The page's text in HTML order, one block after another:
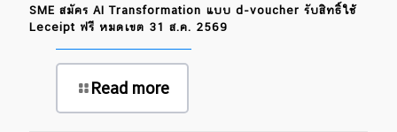
SME สมัคร AI Transformation แบบ d-voucher รับสิทธิ์ใช้
Leceipt ฟรี หมดเขต 31 ส.ค. 2569
Read more